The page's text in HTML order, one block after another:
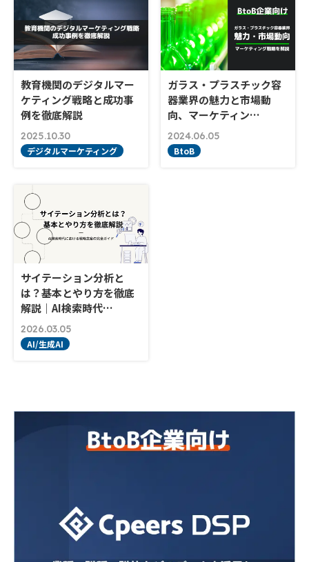
教育機関のデジタルマー
ケティング戦略と成功事
例を徹底解説
2025.10.30
デジタルマーケティング
ガラス・プラスチック容
器業界の魅力と市場動
向、マーケティン…
2024.06.05
BtoB
サイテーション分析と
は？基本とやり方を徹底
解説｜AI検索時代…
2026.03.05
AI/生成AI